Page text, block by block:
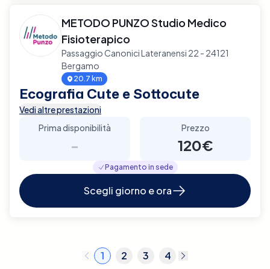
METODO PUNZO Studio Medico
Fisioterapico
Passaggio Canonici Lateranensi 22 - 24121
Bergamo
20.7 km
Ecografia Cute e Sottocute
Vedi altre prestazioni
Prima disponibilità
-
Prezzo
120€
Pagamento in sede
Scegli giorno e ora
1 2 3 4